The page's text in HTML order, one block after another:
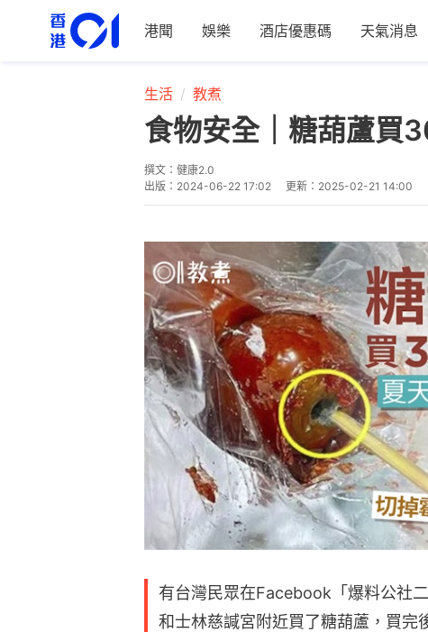
港聞 娛樂 酒店優惠碼 天氣消息
生活 教煮
食物安全｜糖葫蘆買
撰文： 健康2.0
出版： 2024-06-22 17:02 更新： 2025-02-21 14:00
有台灣民眾在Facebook「爆料公社
和士林慈諴宮附近買了糖葫蘆，買